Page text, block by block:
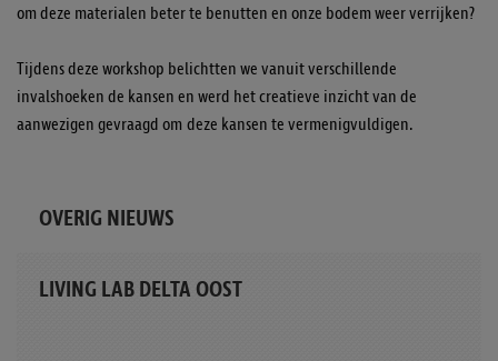
om deze materialen beter te benutten en onze bodem weer verrijken?
Tijdens deze workshop belichtten we vanuit verschillende
invalshoeken de kansen en werd het creatieve inzicht van de
aanwezigen gevraagd om deze kansen te vermenigvuldigen.
OVERIG NIEUWS
LIVING LAB DELTA OOST